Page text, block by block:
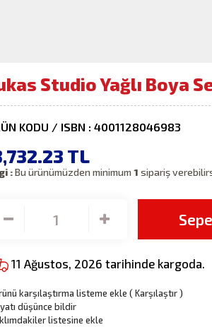
Studio Yağlı Boya
KODU / ISBN : 4001128046983
TL
:Bu ürünümüzden minimum 1 sipariş
11 Ağustos, 2026 tarihinde kargoda.
karşılaştırma listeme ekle (Karşılaştır)
düşünce bildir
listesine ekle